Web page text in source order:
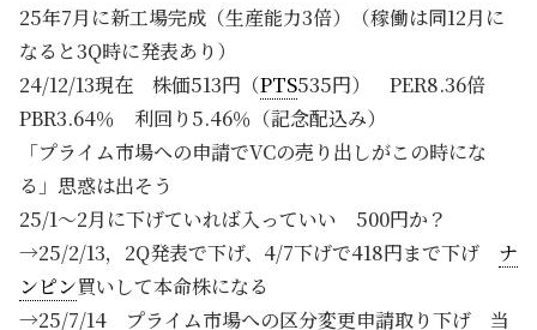
25年7月に新工場完成（生産能力3倍）（稼働は同12月に
なると3Q時に発表あり）
24/12/13現在 株価513円（PTS535円） PER8.36倍
PBR3.64％ 利回り5.46％（記念配込み）
「プライム市場への申請でVCの売り出しがこの時にな
る」思惑は出そう
25/1～2月に下げていれば入っていい 500円か？
→25/2/13，2Q発表で下げ、4/7下げで418円まで下げ ナ
ンピン買いして本命株になる
→25/7/14 プライム市場への区分変更申請取り下げ 当